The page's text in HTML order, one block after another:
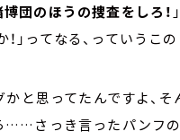
博団のほうの捜査をしろ！
」ってなる、っていうこ
と思ってたんですよ、そ
……さっき言ったパンフ